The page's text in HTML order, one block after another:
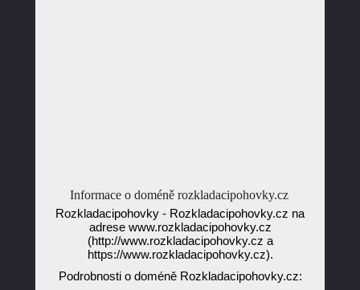
Informace o doméně rozkladacipohovky.cz
Rozkladacipohovky - Rozkladacipohovky.cz na
adrese www.rozkladacipohovky.cz
(http://www.rozkladacipohovky.cz a
https://www.rozkladacipohovky.cz).
Podrobnosti o doméně Rozkladacipohovky.cz: